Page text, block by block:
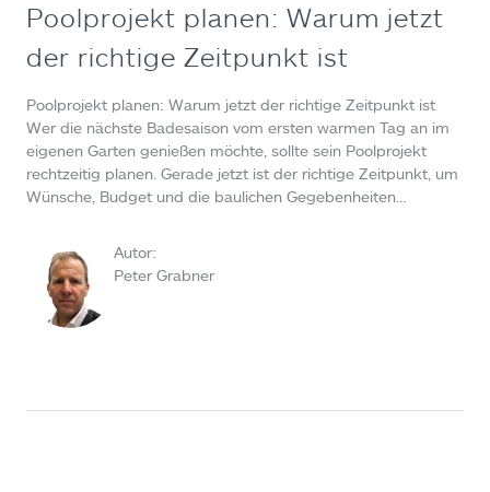
Poolprojekt planen: Warum jetzt
der richtige Zeitpunkt ist
Poolprojekt planen: Warum jetzt der richtige Zeitpunkt ist
Wer die nächste Badesaison vom ersten warmen Tag an im
eigenen Garten genießen möchte, sollte sein Poolprojekt
rechtzeitig planen. Gerade jetzt ist der richtige Zeitpunkt, um
Wünsche, Budget und die baulichen Gegebenheiten…
Autor:
Peter Grabner